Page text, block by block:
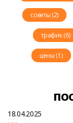
советы (2)
трафик (6)
цены (1)
18.04.2025